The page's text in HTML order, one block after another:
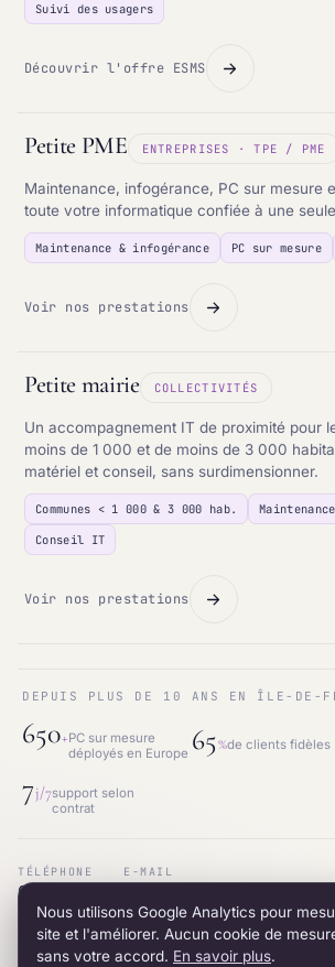
Suivi des usagers
Découvrir l'offre ESMS
Petite PME ENTREPRISES · TPE / PME
Maintenance, infogérance, PC sur mesure
toute votre informatique confiée à une
Maintenance & infogérance PC sur mesure
Voir nos prestations
Petite mairie COLLECTIVITÉS
Un accompagnement IT de proximité pour
moins de 1 000 et de moins de 3 000
matériel et conseil, sans surdimensionner.
Communes < 1 000 & 3 000 hab.
Conseil IT
Voir nos prestations
DEPUIS PLUS DE 10 ANS EN ÎLE-DE-
650+PC sur mesure
déployés en Europe 65%de clients fidèles
7j/7support selon
contrat
TÉLÉPHONE
01.87.53.66.31
E-MAIL
ADRESSE
12 avenue du 8 mai 1945 · 95200
Nous utilisons Google Analytics pour
site et l'améliorer. Aucun cookie de
sans votre accord. En savoir plus.